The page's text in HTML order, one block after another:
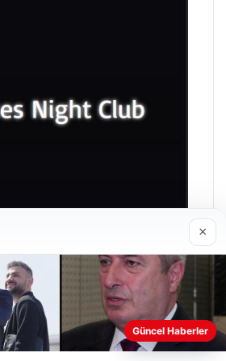
daha iyi anlayabilmek,
×
Güncel Haberler